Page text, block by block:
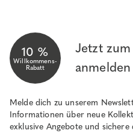
10 %
Willkommens-
Rabatt
Jetzt
anmelden
Melde dich zu unserem
Informationen über neue
exklusive Angebote und